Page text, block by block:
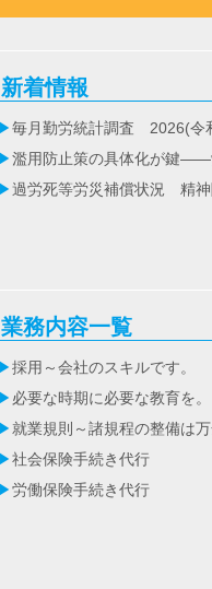
新着情報
毎月勤労統計調査 2026(令
濫用防止策の具体化が鍵――
過労死等労災補償状況 精神
業務内容一覧
採用～会社のスキルです。
必要な時期に必要な教育を。
就業規則～諸規程の整備は万
社会保険手続き代行
労働保険手続き代行